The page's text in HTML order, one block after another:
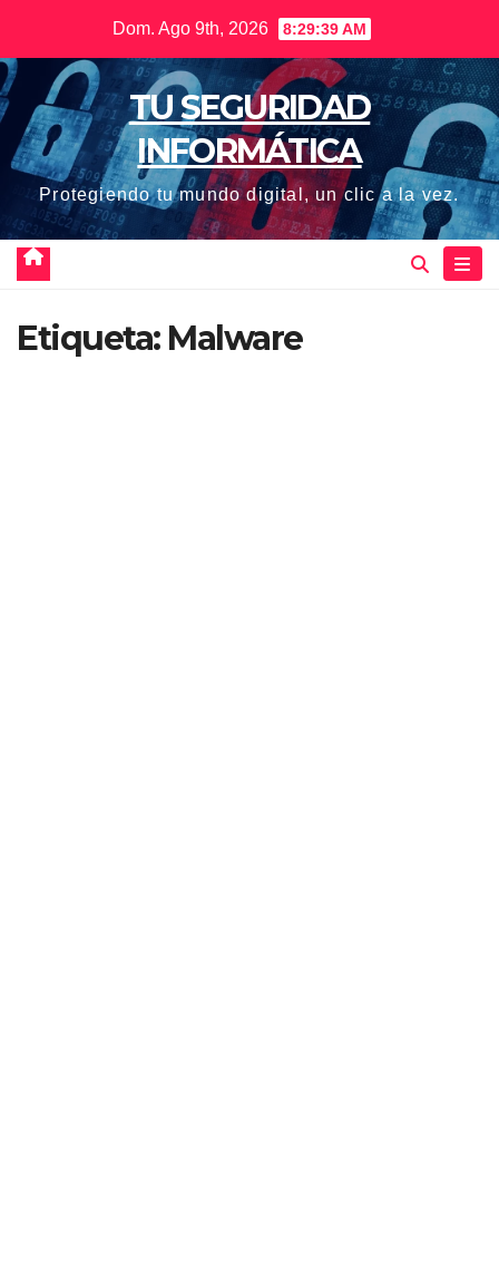
contenido
Dom. Ago 9th, 2026 8:29:40 AM
TU SEGURIDAD
INFORMÁTICA
Protegiendo tu mundo digital, un clic a la vez.
Etiqueta: Malware